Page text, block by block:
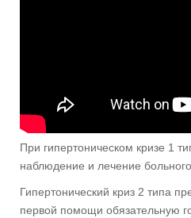
При гипертоническом кризе 1
наблюдение и лечение
Гипертонический криз 2 типа
первой помощи обязательную